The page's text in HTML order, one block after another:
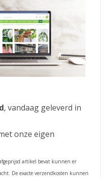
, vandaag geleverd in
onze eigen
artikel bevat kunnen er
De exacte verzendkosten kunnen